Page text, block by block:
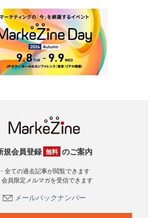
規会員登録 無料 のご案内
・全ての過去記事が閲覧できます
会員限定メルマガを受信できます
メールバックナンバー